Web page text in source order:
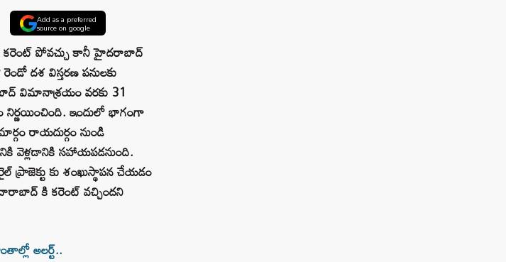
Add as a preferred
source on google
కరెంట్ పోవచ్చు కానీ హైదరాబాద్
దశ విస్తరణ పనులకు
విమానాశ్రయం వరకు 31
నిర్ణయించింది. ఇందులో భాగంగా
రాయదుర్గం నుండి
వెళ్లడానికి సహాయపడనుంది.
ప్రాజెక్టు కు శంఖుస్థాపన చేయడం
కి కరెంట్ వచ్చిందని
అలర్ట్‌..